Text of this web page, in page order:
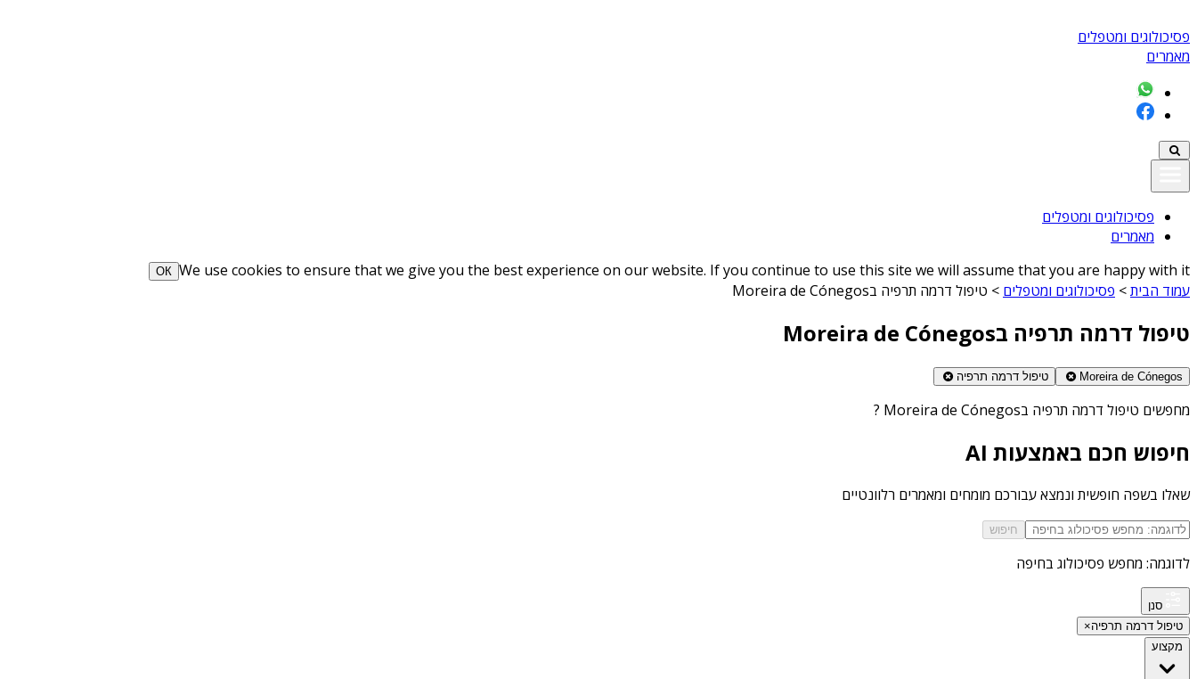
פסיכולוגים ומטפלים
מאמרים
פסיכולוגים ומטפלים
מאמרים
We use cookies to ensure that we give you the best experience on our website. If you continue to use this site we will assume that you are happy with it
ОК
עמוד הבית> פסיכולוגים ומטפלים > טיפול דרמה תרפיה בMoreira de Cónegos
טיפול דרמה תרפיה בMoreira de Cónegos
Moreira de Cónegos טיפול דרמה תרפיה
מחפשים טיפול דרמה תרפיה בMoreira de Cónegos ?
חיפוש חכם באמצעות AI
שאלו בשפה חופשית ונמצא עבורכם מומחים ומאמרים רלוונטיים
חיפוש
לדוגמה: מחפש פסיכולוג בחיפה
סנן
טיפול דרמה תרפיה×
מקצוע